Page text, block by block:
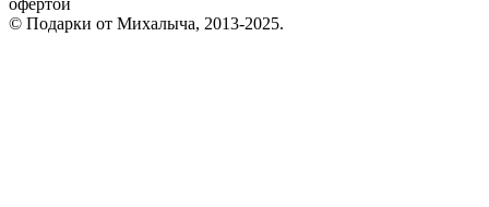
офертой
© Подарки от Михалыча, 2013-2025.